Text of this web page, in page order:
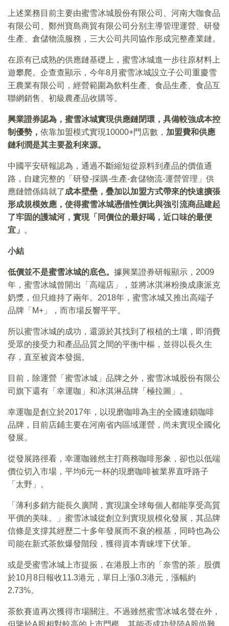
上述業務目前主要由蜜雪冰城股份有限公司、河南大咖食品
有限公司、鄭州寶島商貿有限公司分别主導管理運營、研發
生產、倉儲物流服務，三大公司共同協作形成完整產業鏈。
在原有已成熟的供應鏈基礎上，蜜雪冰城進一步往原材料上
遊攀爬。企查查顯示，今年8月蜜雪冰城設立子公司重慶雪
王農業有限公司，經營範圍為飲料生產、食品生產、食品互
聯網銷售、初級農產品收購等。
興業證券認為，蜜雪冰城實現供應鏈閉環，具備較強成本控
制優勢， 依靠加盟模式實現10000+門店數， 加盟費和供應
鏈利潤是其主要盈利來源。
中國平安研報認為，通過不斷縮短從原料到產品的價值通
路，自建完整的「研發-採購-生產-倉儲物流-運營管理」供
應鏈體係鑄就了成本壁壘，疊加以加盟方式帶來的快速擴張
形成規模效應，使得蜜雪冰城憑借性價比與強引流商品建起
了牢固的護城河，實現「同價位的最好喝，近口味的最便
宜」
。
小結
低價並不是蜜雪冰城的底色。 據興業證券研報顯示，2009
年，蜜雪冰城曾開出「高端店」，並將冰淇淋粉換成康派克
奶漿，但只維持了兩年。2018年，蜜雪冰城又推出高端子
品牌「M+」，而市場反響平平。
所以蜜雪冰城的成功，還源於其找到了根植的土壤，即消費
受眾的接受力和產品品質之間的平衡中樞，並得以長久生
存，直至被資本發掘。
目前，除運營「蜜雪冰城」品牌之外，蜜雪冰城股份有限公
司旗下還有「幸運咖」和冰淇淋品牌「極拉圖」。
幸運咖是創立於2017年，以現磨咖啡為主的全國連鎖咖啡
品牌，目前店鋪主要在河南省内區域運營，尚未實現全國化
發展。
從發展路徑看，幸運咖雖然主打商務咖啡形象，卻也以低端
價位切入市場，平均6元一杯的現磨咖啡被業界直呼路子
「太野」。
「薄利多銷方能長久廣闊，實現讓全球每個人都能享受高質
平價的美味。」蜜雪冰城從創立到實現規模化發展，其品牌
信條是支撐其經歷二十多年發展而不衰的根基，同時也為公
司能在新式茶飲爆發階段，獲得資本青睐埋下伏筆。
或是受蜜雪冰城上市提振，在港股上市的「奈雪的茶」股價
於10月8日報收11.3港元，單日上漲0.3港元，漲幅約
2.73%。
茶飲賽道再次獲得市場關注。不過雖然蜜雪冰城名聲在外，
但鑒於A股相對較高的上市門檻，其能否成功登陸A股尚難